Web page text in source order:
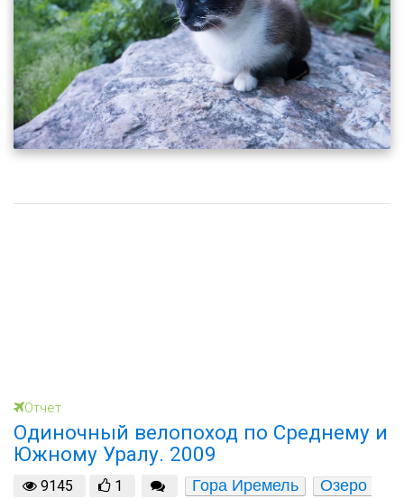
Отчет
Одиночный велопоход по Среднему и
Южному Уралу. 2009
9145 1 Гора Иремель Озеро